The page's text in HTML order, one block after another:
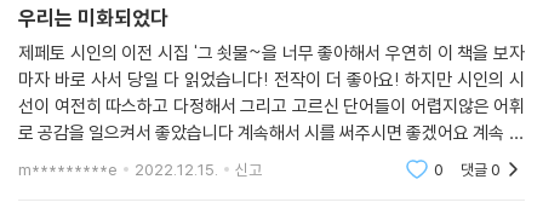
구급차를 서두르지 않습니다.
밥그릇에 집중합니다.
식은 몸을 치워버리고
스위치를 켭니다.
“세상은 언제나 해가 붉은 오후 여섯 시.
눈뜨면 다시 감고픈 이곳에서
내 머무는 동안 누구라도 함께
불안한 밤을 지켜낼 수 있다면.“
시의 위로가 필요한 시대, ‘제페토’가 살피는 우리의 안부
우리는 미화되었다
제페토 시인의 이전 시집 '그 쇳물~을 너무 좋아해서 우연히 이 책을 보자
마자 바로 사서 당일 다 읽었습니다! 전작이 더 좋아요! 하지만 시인의 시
선이 여전히 따스하고 다정해서 그리고 고르신 단어들이 어렵지않은 어휘
로 공감을 일으켜서 좋았습니다 계속해서 시를 써주시면 좋겠어요 계속 따
라가며 훔쳐보고 싶은 시선입니다
m*********e 2022.12.15. 신고 0 댓글0